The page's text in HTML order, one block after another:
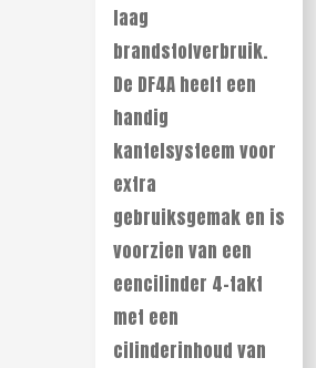
laag
brandstofverbruik.
De DF4A heeft een
handig
kantelsysteem voor
extra
gebruiksgemak en is
voorzien van een
eencilinder 4-takt
met een
cilinderinhoud van